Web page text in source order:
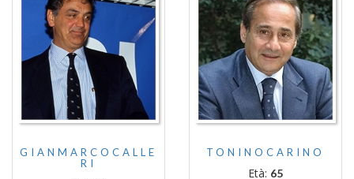
GIANMARCOCALLE
RI
TONINOCARINO
Età: 65